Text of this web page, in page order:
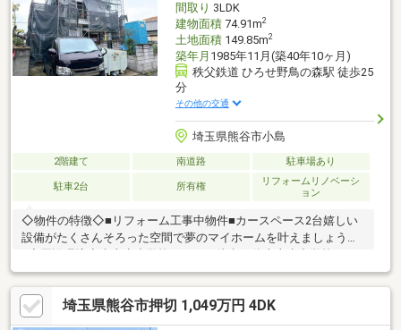
間取り 3LDK
建物面積74.91m2
土地面積149.85m2
築年月 1985年11月(築40年10ヶ月)
秩父鉄道 ひろせ野鳥の森駅 徒歩25
分
その他の交通
埼玉県熊谷市小島
2階建て 南道路 駐車場あり
駐車2台 所有権
リフォームリノベーシ
ョン
◇物件の特徴◇■リフォーム工事中物件■カースペース2台嬉しい
設備がたくさんそろった空間で夢のマイホームを叶えましょう
♪◇周辺環境◇大麻生小学校まで 徒歩29分大麻生中学校ま
で 徒歩24分ベルクまで 徒歩26分生活環境の整った満足な
立地です☆〇●〇アップルホームの魅力〇●〇１）全員不動産経験
豊富なプロ集団！お任せください２）ポータルサイトに掲載され
ていない物件情報も多数有！地域密着の担当スタッフにお気軽に
埼玉県熊谷市押切 1,049万円 4DK